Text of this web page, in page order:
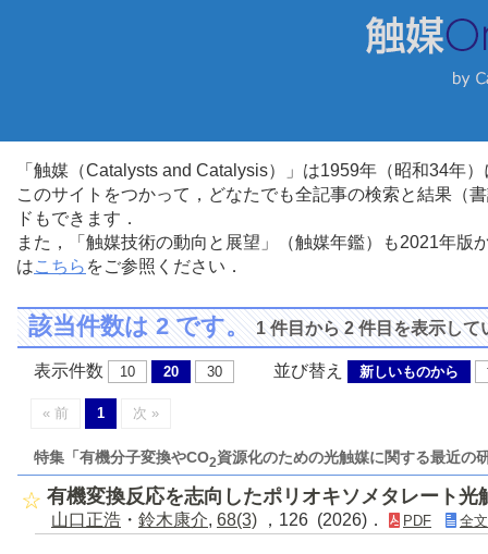
「触媒（Catalysts and Catalysis）」は1959年（昭和34年
このサイトをつかって，どなたでも全記事の検索と結果（
ドもできます．
また，「触媒技術の動向と展望」（触媒年鑑）も2021年
はこちら をご参照ください．
該当件数は 2 です。1 件目から 2 件目を表示して
表示件数 10 20 30 並び替え 新しいものから
« 前 1 次 »
特集「有機分子変換やCO2資源化のための光触媒に関する最近の
有機変換反応を志向したポリオキソメタレート光
山口正浩 ・ 鈴木康介, 68(3) ，126 (2026)． PDF 全